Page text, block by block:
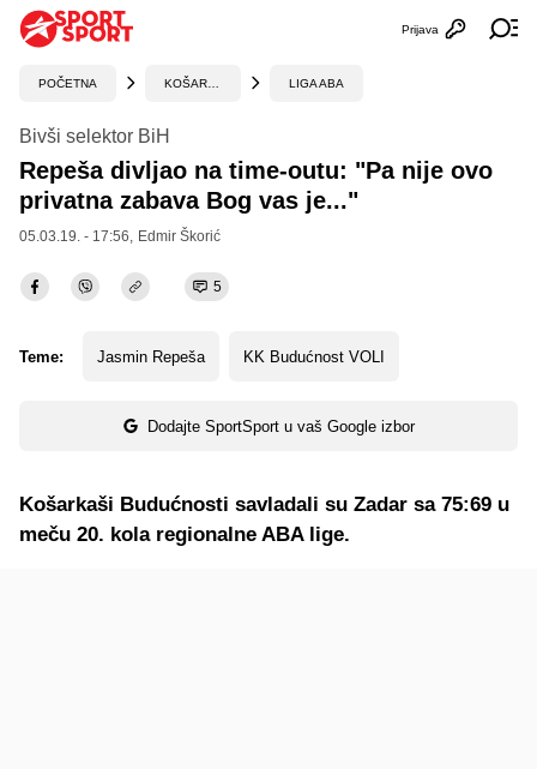
Otvori
Prijava
POČETNA LIGA ABA
Bivši selektor BiH
Repeša divljao na time-outu: "Pa nije ovo
privatna zabava Bog vas je..."
05.03.19. - 17:56, Edmir Škorić
5
Teme: Jasmin Repeša KK Budućnost VOLI
Dodajte SportSport u vaš Google izbor
Košarkaši Budućnosti savladali su Zadar sa 75:69 u
meču 20. kola regionalne ABA lige.